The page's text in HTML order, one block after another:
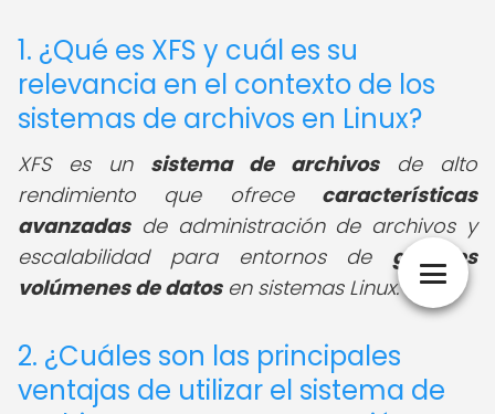
1. ¿Qué es XFS y cuál es su
relevancia en el contexto de los
sistemas de archivos en Linux?
XFS es un sistema de archivosde alto
rendimiento que ofrece características
avanzadasde administración de archivos y
escalabilidad para entornos de grandes
volúmenes de datosen sistemas Linux.
2. ¿Cuáles son las principales
ventajas de utilizar el sistema de